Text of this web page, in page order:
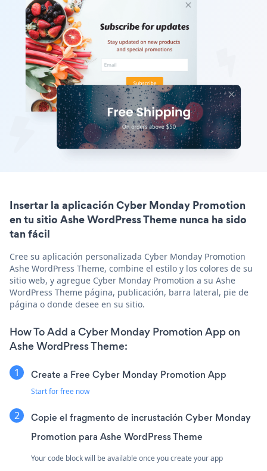
Insertar la aplicación Cyber Monday Promotion
en tu sitio Ashe WordPress Theme nunca ha sido
tan fácil
Cree su aplicación personalizada Cyber Monday Promotion
Ashe WordPress Theme, combine el estilo y los colores de su
sitio web, y agregue Cyber Monday Promotion a su Ashe
WordPress Theme página, publicación, barra lateral, pie de
página o donde desee en su sitio.
How To Add a Cyber Monday Promotion App on
Ashe WordPress Theme:
Create a Free Cyber Monday Promotion App
Start for free now
Copie el fragmento de incrustación Cyber Monday
Promotion para Ashe WordPress Theme
Your code block will be available once you create your app